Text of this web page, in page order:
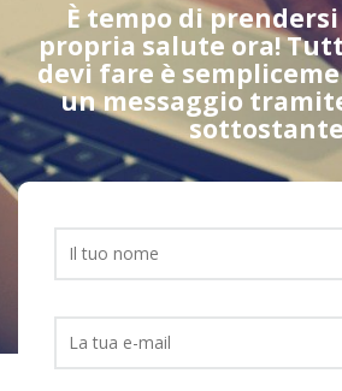
È tempo di
propria salute ora!
devi fare è
un messaggio